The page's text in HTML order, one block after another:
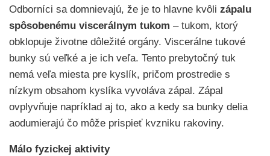
Odborníci sa domnievajú, že je to hlavne kvôli zápalu
spôsobenému viscerálnym tukom – tukom, ktorý
obklopuje životne dôležité orgány. Viscerálne tukové
bunky sú veľké a je ich veľa. Tento prebytočný tuk
nemá veľa miesta pre kyslík, pričom prostredie s
nízkym obsahom kyslíka vyvoláva zápal. Zápal
ovplyvňuje napríklad aj to, ako a kedy sa bunky delia
aodumierajú čo môže prispieť kvzniku rakoviny.
Málo fyzickej aktivity